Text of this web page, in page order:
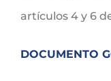
artículos 4 y 6
DOCUMENTO